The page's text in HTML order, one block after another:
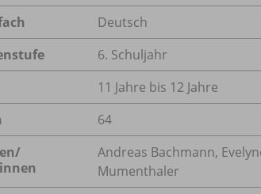
Deutsch
6. Schuljahr
11 Jahre bis 12 Jahre
64
Andreas Bachmann,
Mumenthaler